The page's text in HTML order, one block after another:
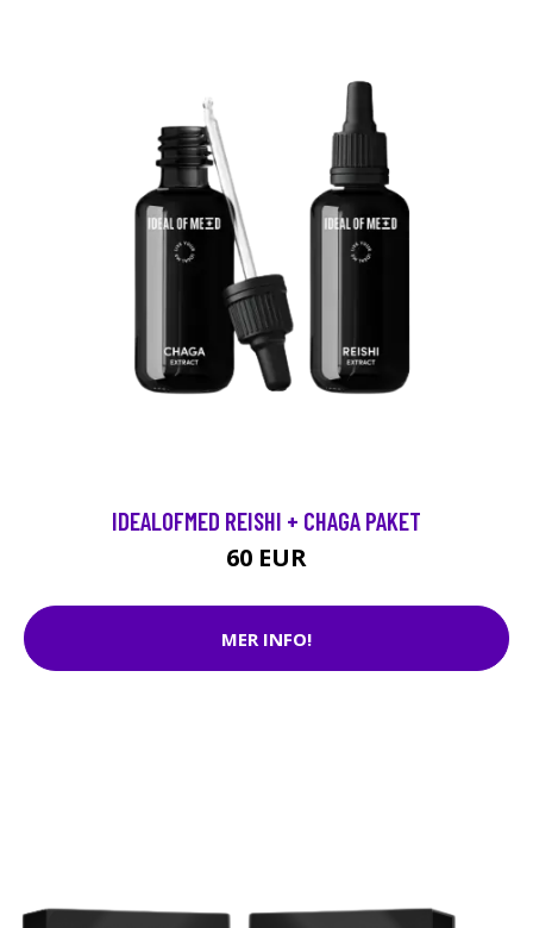
IDEALOFMED REISHI + CHAGA PAKET
60 EUR
MER INFO!